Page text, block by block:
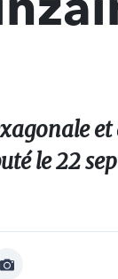
le 22
Afficher